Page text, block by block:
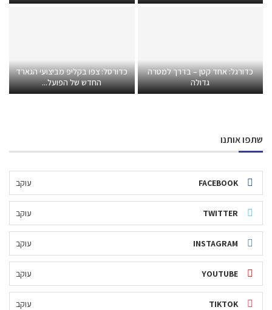
כדורגל: אחד קטן – בדרך למטרה
גדולה
כדורסל: צפו בקליפ מביצועי הגארד
החדש של הפועל...
שתפו אותנו
FACEBOOK עוקב
TWITTER עוקב
INSTAGRAM עוקב
YOUTUBE עוקב
TIKTOK עוקב